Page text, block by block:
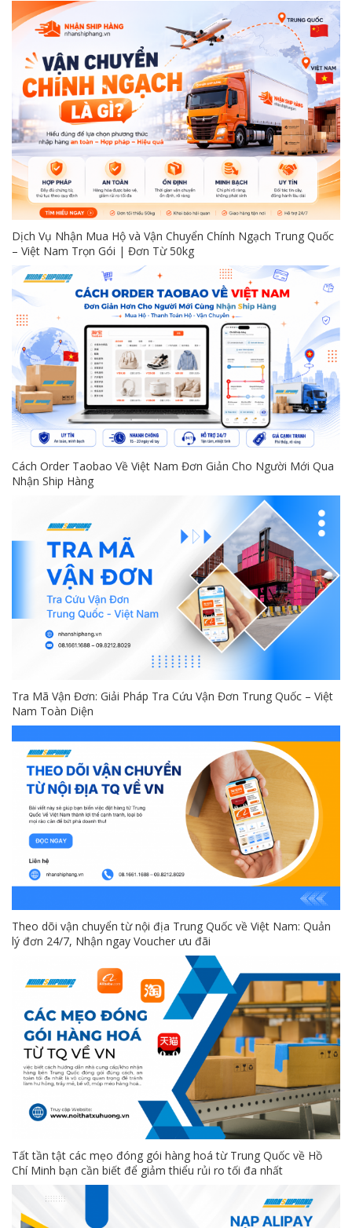
Dịch Vụ Nhận Mua Hộ và Vận Chuyển Chính Ngạch Trung Quốc
– Việt Nam Trọn Gói | Đơn Từ 50kg
Cách Order Taobao Về Việt Nam Đơn Giản Cho Người Mới Qua
Nhận Ship Hàng
Tra Mã Vận Đơn: Giải Pháp Tra Cứu Vận Đơn Trung Quốc – Việt
Nam Toàn Diện
Theo dõi vận chuyển từ nội địa Trung Quốc về Việt Nam: Quản
lý đơn 24/7, Nhận ngay Voucher ưu đãi
Tất tần tật các mẹo đóng gói hàng hoá từ Trung Quốc về Hồ
Chí Minh bạn cần biết để giảm thiểu rủi ro tối đa nhất